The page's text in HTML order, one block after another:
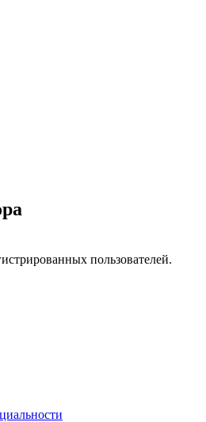
пользователей.